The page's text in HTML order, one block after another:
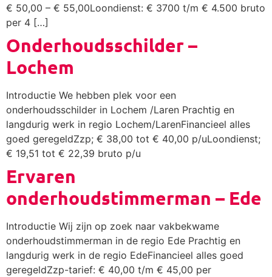
€ 50,00 – € 55,00Loondienst: € 3700 t/m € 4.500 bruto
per 4 […]
Onderhoudsschilder –
Lochem
Introductie We hebben plek voor een
onderhoudsschilder in Lochem /Laren Prachtig en
langdurig werk in regio Lochem/LarenFinancieel alles
goed geregeldZzp; € 38,00 tot € 40,00 p/uLoondienst;
€ 19,51 tot € 22,39 bruto p/u
Ervaren
onderhoudstimmerman – Ede
Introductie Wij zijn op zoek naar vakbekwame
onderhoudstimmerman in de regio Ede Prachtig en
langdurig werk in de regio EdeFinancieel alles goed
geregeldZzp-tarief: € 40,00 t/m € 45,00 per